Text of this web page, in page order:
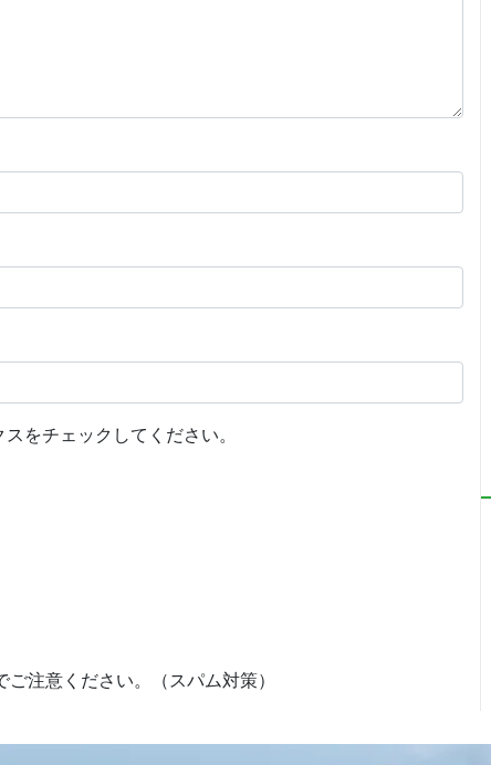
をチェックしてください。
注意ください。（スパム対策）